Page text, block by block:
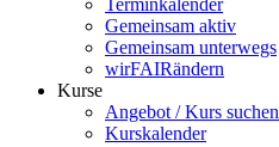
Gemeinsam aktiv
Gemeinsam unterwegs
wirFAIRändern
Kurse
Angebot / Kurs suchen
Kurskalender